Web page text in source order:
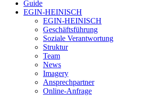
Guide
EGIN-HEINISCH
EGIN-HEINISCH
Geschäftsführung
Soziale Verantwortung
Struktur
Team
News
Imagery
Ansprechpartner
Online-Anfrage